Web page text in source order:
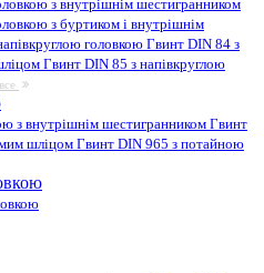
з внутрішнім шестигранником
з буртиком і внутрішнім
головкою Гвинт DIN 84 з
Гвинт DIN 85 з напівкруглою
з внутрішнім шестигранником Гвинт
шліцом Гвинт DIN 965 з потайною